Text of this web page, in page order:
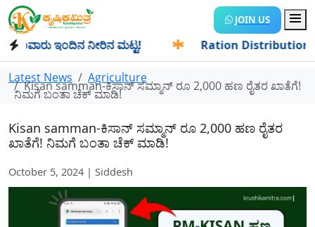
JOIN US
ಇಂದಿನ ನೀರಿನ ಮಟ್ಟ! Ration Distribution-
Latest News Agriculture
Kisan samman-ಕಿಸಾನ್ ಸಮ್ಮಾನ್ ರೂ 2,000 ಹಣ ರೈತರ ಖಾತೆಗೆ!
ನಿಮಗೆ ಬಂತಾ ಚೆಕ್ ಮಾಡಿ!
Kisan samman-ಕಿಸಾನ್ ಸಮ್ಮಾನ್ ರೂ 2,000 ಹಣ ರೈತರ
ಖಾತೆಗೆ! ನಿಮಗೆ ಬಂತಾ ಚೆಕ್ ಮಾಡಿ!
October 5, 2024 | Siddesh